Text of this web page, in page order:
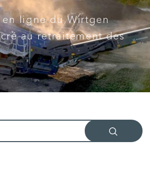
en ligne du Wirtgen
au retraitement des